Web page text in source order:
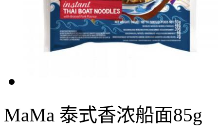
MaMa 泰式香浓船面85g